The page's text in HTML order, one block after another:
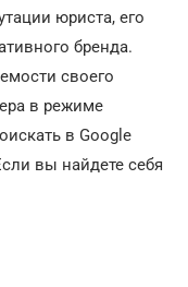
юриста, его
бренда.
своего
в режиме
в Google
вы найдете себя